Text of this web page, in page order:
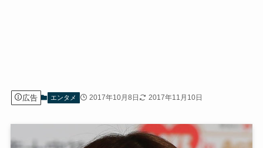
広告 エンタメ 2017年10月8日 2017年11月10日